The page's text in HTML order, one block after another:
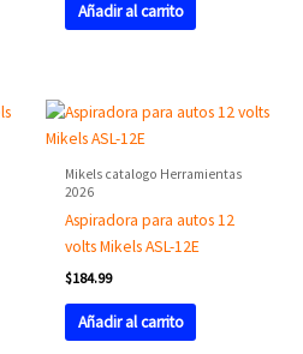
Añadir al carrito
Mikels catalogo Herramientas
2026
Aspiradora para autos 12
volts Mikels ASL-12E
$184.99
Añadir al carrito